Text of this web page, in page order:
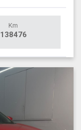
Km
138476